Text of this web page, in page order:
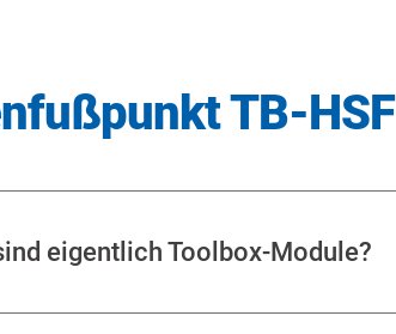
TB-HSF
eigentlich Toolbox-Module?